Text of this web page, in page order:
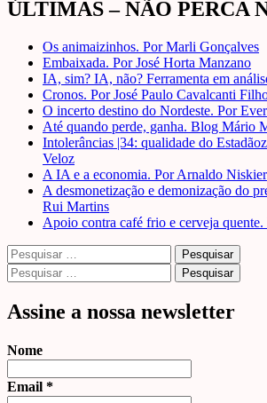
ÚLTIMAS – NÃO PERCA
Os animaizinhos. Por Marli Gonçalves
Embaixada. Por José Horta Manzano
IA, sim? IA, não? Ferramenta em
Cronos. Por José Paulo Cavalcanti
O incerto destino do Nordeste. Por
Até quando perde, ganha. Blog Mário
Intolerâncias |34: qualidade do
Veloz
A IA e a economia. Por Arnaldo Niskier
A desmonetização e demonização do
Rui Martins
Apoio contra café frio e cerveja
Pesquisar
por:
Pesquisar
por:
Assine a nossa newsletter
Nome
Email *